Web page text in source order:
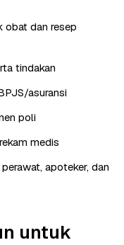
dan resep
tindakan
asuransi
poli
medis
apoteker, dan
untuk